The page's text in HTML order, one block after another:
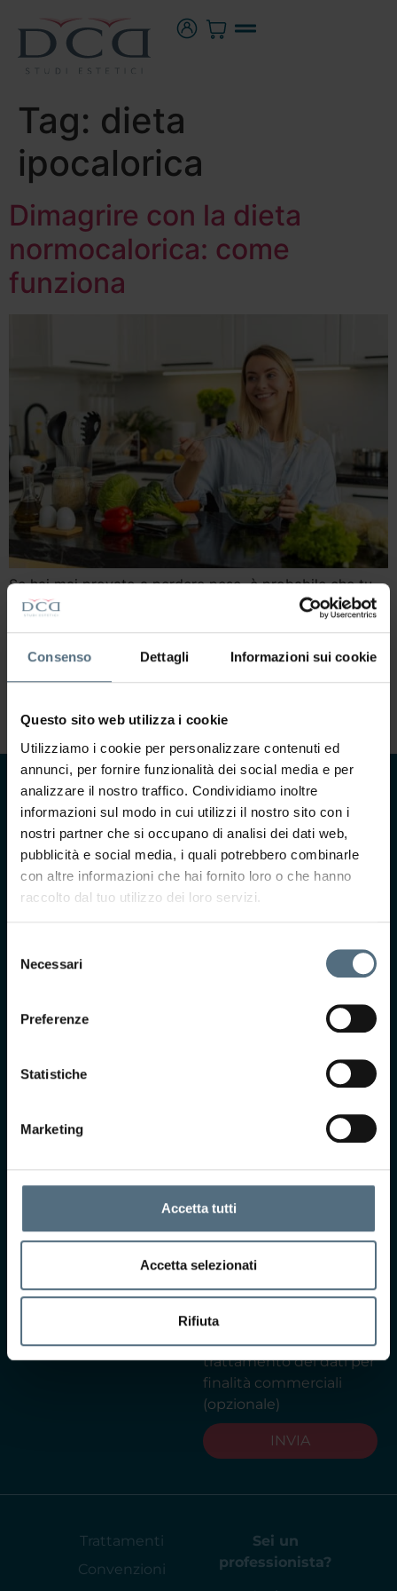
Consenso Dettagli Informazioni sui cookie
Questo sito web utilizza i cookie
Utilizziamo i cookie per personalizzare contenuti ed
annunci, per fornire funzionalità dei social media e per
analizzare il nostro traffico. Condividiamo inoltre
informazioni sul modo in cui utilizzi il nostro sito con i
nostri partner che si occupano di analisi dei dati web,
pubblicità e social media, i quali potrebbero combinarle
con altre informazioni che hai fornito loro o che hanno
raccolto dal tuo utilizzo dei loro servizi.
delNecessari
Preferenze
Statistiche
Marketing
Accetta tutti
Accetta selezionati
Rifiuta
Tag: dieta
ipocalorica
Dimagrire con la dieta
normocalorica: come
funziona
Se hai mai provato a perdere peso, è probabile che tu
abbia sentito parlare di dieta ipocalorica almeno una
maggior parte delle persone associa automaticamente
al concetto di dimagrimento. Eppure, esiste
più — efficace nel lungo periodo: […]
CONTATTACI
Ti interessa saperne di
più?
Compila il form e il
nostro team ti
appuntamento presso
Condizioni*
Selezionando questa
termini di privacy ai
sensi dell'art. 13 del
GDPRLeggi
trattamento dei dati per
finalità commerciali
(opzionale)
INVIA
Trattamenti
Convenzioni
Sei un
professionista?